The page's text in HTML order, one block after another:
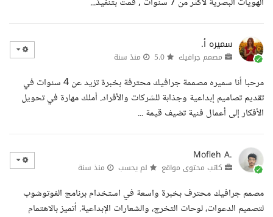
سميره أ.
مصمم جرافيك منذ سنة
مرحبا أنا سميره مصممة جرافيك محترفة بخبرة تزيد عن 4 سنوات في
تقديم تصاميم إبداعية وجذابة للشركات والأفراد. أملك مهارة في تحويل
الأفكار إلى أعمال فنية تضيف قيمة ...
Mofleh A.
كاتب محتوى مواقع لم يحسب منذ سنة
مصمم جرافيك محترف بخبرة واسعة في استخدام برنامج الفوتوشوب
لتصميم الدعوات، لوحات التخرج، والشعارات الإبداعية. أتميز بالاهتمام